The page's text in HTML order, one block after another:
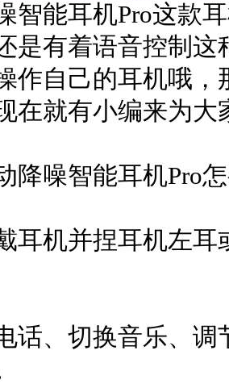
智能耳机Pro这款
是有着语音控制
作自己的耳机哦
在就有小编来为大
降噪智能耳机Pro
耳机并捏耳机左
话、切换音乐、